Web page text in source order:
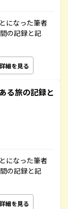
になった筆者
の記録と記
詳細を見る
る旅の記録と
になった筆者
の記録と記
詳細を見る